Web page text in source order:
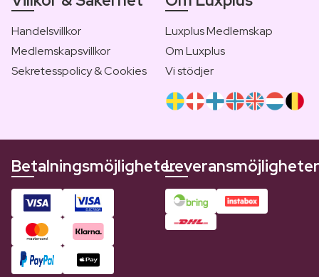
Handelsvillkor
Medlemskapsvillkor
Sekretesspolicy & Cookies
Luxplus Medlemskap
Om Luxplus
Vi stödjer
BetalningsmöjligheterLeveransmöjligheter